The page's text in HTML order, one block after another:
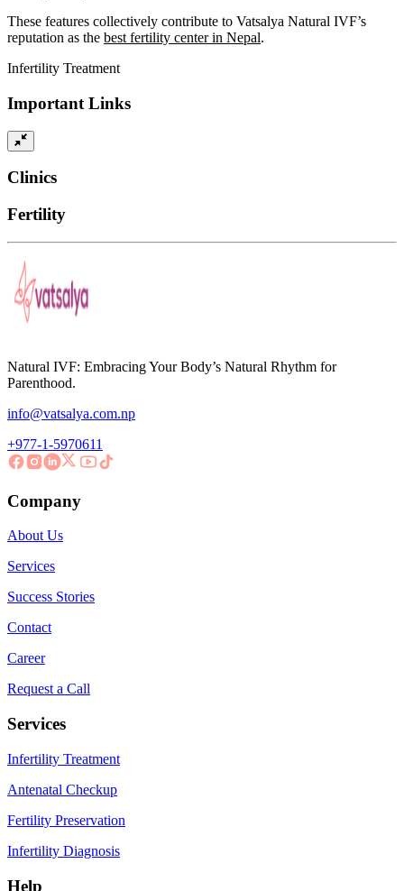
These features collectively contribute to Vatsalya Natural IVF’s
reputation as the best fertility center in Nepal.
Infertility Treatment
Important Links
Clinics
Fertility
Natural IVF: Embracing Your Body’s Natural Rhythm for
Parenthood.
info@vatsalya.com.np
+977-1-5970611
Company
About Us
Services
Success Stories
Contact
Career
Request a Call
Services
Infertility Treatment
Antenatal Checkup
Fertility Preservation
Infertility Diagnosis
Help